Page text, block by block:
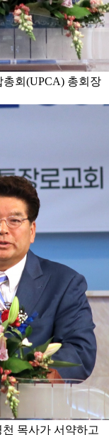
총회(UPCA) 총회장
목사가 서약하고